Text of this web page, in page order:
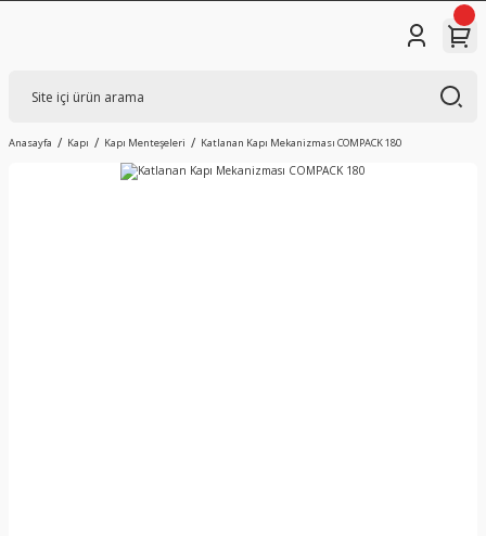
Anasayfa Kapı Kapı Menteşeleri Katlanan Kapı Mekanizması COMPACK 180